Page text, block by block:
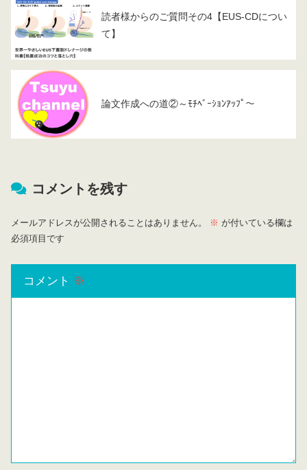
読者様からのご質問その4【EUS-CDについ
て】
論文作成への道②～ﾓﾁﾍﾞｰｼｮﾝｱｯﾌﾟ～
コメントを残す
メールアドレスが公開されることはありません。 ※ が付いている欄は
必須項目です
コメント ※